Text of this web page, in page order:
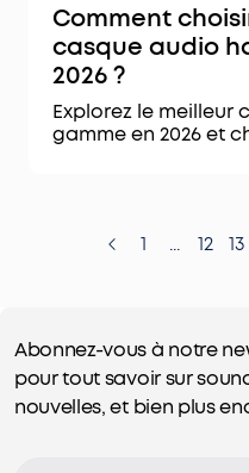
Comment
casque audio
2026 ?
Explorez le meilleur
gamme en 2026 et
1 ... 12 13
Abonnez-vous à notre
pour tout savoir sur
nouvelles, et bien plus